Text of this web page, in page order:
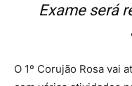
Exame será
O 1º Corujão Rosa vai